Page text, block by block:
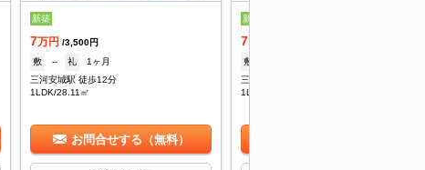
新築
7万円 /3,500円
敷
-- 礼
1ヶ月
三河安城駅 徒歩12分
1LDK/28.11㎡
お問合せする（無料）
新築
7.1
敷
三河安城駅 徒歩12分
1LDK/28.11㎡